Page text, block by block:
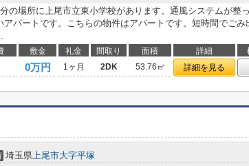
の場所に上尾市立東小学校があります。通風システムが整
アパートです。こちらの物件はアパートです。短時間でごみ
敷金 礼金 間取り 面積 詳細
0万円 1ヶ月 2DK 53.76㎡ 詳細を見る
埼玉県上尾市大字平塚